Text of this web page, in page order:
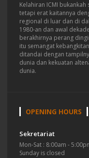
Kelahiran ICMI
tetapi erat kaitannya
regional di luar dan di
1980-an dan awal
berakhirnya perang
itu semangat
ditandai dengan
dunia dan kekuatan
dunia.
OPENING HOURS
Sekretariat
Mon-Sat : 8:00am -
Sunday is closed